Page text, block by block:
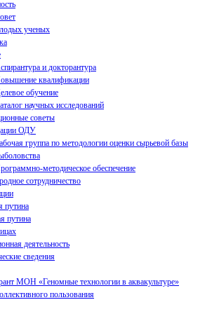
ученых
и докторантура
квалификации
обучение
научных исследований
советы
ОДУ
группа по методологии оценки сырьевой базы
методическое обеспечение
сотрудничество
путина
путина
деятельность
сведения
МОН «Геномные технологии в аквакультуре»
пользования